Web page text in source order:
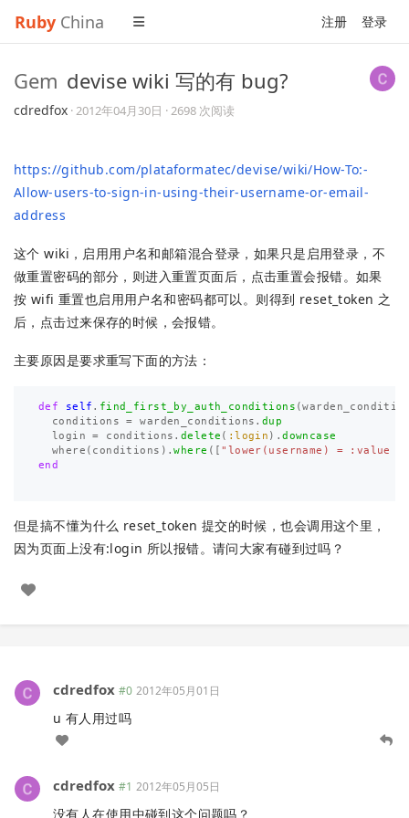
Ruby China 注册 登录
Gem devise wiki 写的有 bug?
cdredfox ·2012年04月30日 · 2698 次阅读
https://github.com/plataformatec/devise/wiki/How-To:-
Allow-users-to-sign-in-using-their-username-or-email-
address
这个 wiki，启用用户名和邮箱混合登录，如果只是启用登录，不
做重置密码的部分，则进入重置页面后，点击重置会报错。如果
按 wifi 重置也启用用户名和密码都可以。则得到 reset_token 之
后，点击过来保存的时候，会报错。
主要原因是要求重写下面的方法：
def self . find_first_by_auth_conditions (
conditions
= warden_conditions . dup
login
= conditions . delete ( :login ).downcase
where ( conditions ).where ([ "lower(username) = :value
end
但是搞不懂为什么 reset_token 提交的时候，也会调用这个里，
因为页面上没有:login 所以报错。请问大家有碰到过吗？
cdredfox #0 2012年05月01日
u 有人用过吗
cdredfox #1 2012年05月05日
没有人在使用中碰到这个问题吗？